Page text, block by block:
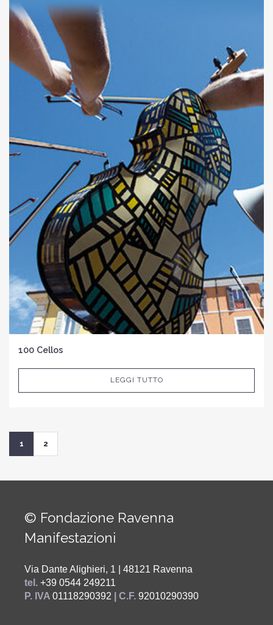
100 Cellos
LEGGI TUTTO
1 2
© Fondazione Ravenna
Manifestazioni
Via Dante Alighieri, 1 | 48121 Ravenna
tel. +39 0544 249211
P. IVA 01118290392 | C.F. 92010290390